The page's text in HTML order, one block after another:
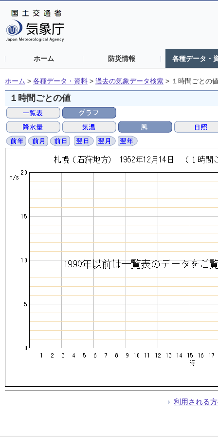
ホーム 防災情報 各種データ・
ホーム > 各種データ・資料 > 過去の気象データ検索 > １時間ごとの
１時間ごとの値
利用される